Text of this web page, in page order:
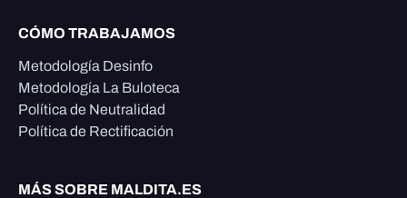
CÓMO TRABAJAMOS
Metodología Desinfo
Metodología La Buloteca
Política de Neutralidad
Política de Rectificación
MÁS SOBRE MALDITA.ES